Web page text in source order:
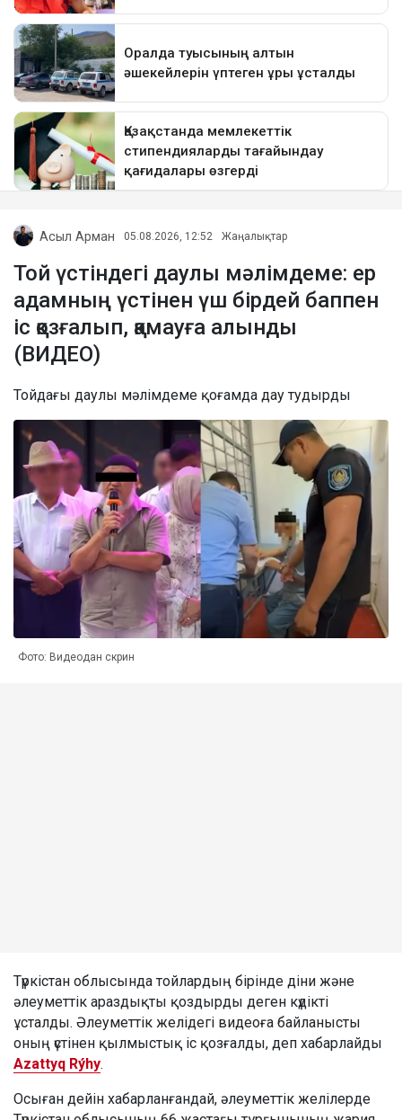
Асыл Арман 05.08.2026, 12:52 Жаңалықтар
Той үстіндегі даулы мәлімдеме: ер
адамның үстінен үш бірдей баппен
іс қозғалып, қамауға алынды
(ВИДЕО)
Тойдағы даулы мәлімдеме қоғамда дау тудырды
Фото: Видеодан скрин
Түркістан облысында тойлардың бірінде діни және
әлеуметтік араздықты қоздырды деген күдікті
ұсталды. Әлеуметтік желідегі видеоға байланысты
оның үстінен қылмыстық іс қозғалды, деп хабарлайды
Azattyq Rýhy.
Осыған дейін хабарланғандай, әлеуметтік желілерде